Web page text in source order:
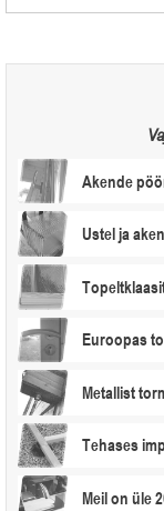
Akende
Ustel ja
Euroopas
Metallist
Tehases
Meil on üle